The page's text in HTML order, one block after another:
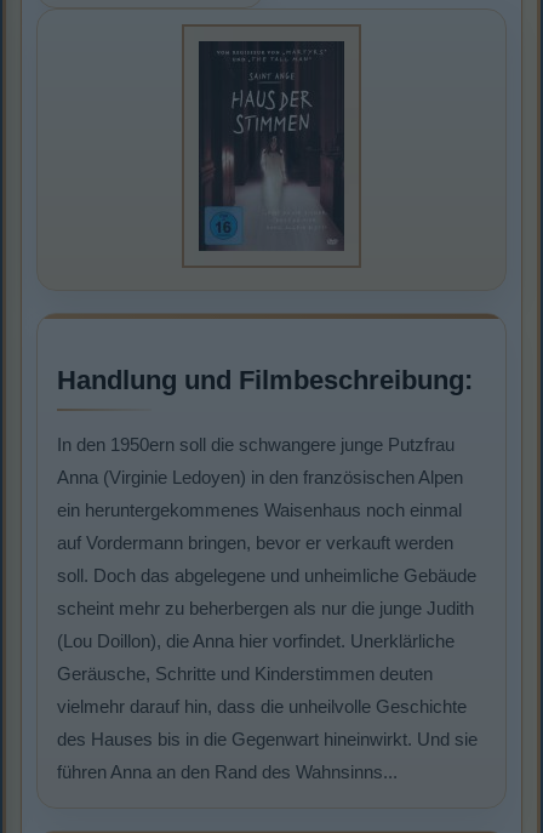
Handlung und Filmbeschreibung:
In den 1950ern soll die schwangere junge Putzfrau
Anna (Virginie Ledoyen) in den französischen Alpen
ein heruntergekommenes Waisenhaus noch einmal
auf Vordermann bringen, bevor er verkauft werden
soll. Doch das abgelegene und unheimliche Gebäude
scheint mehr zu beherbergen als nur die junge Judith
(Lou Doillon), die Anna hier vorfindet. Unerklärliche
Geräusche, Schritte und Kinderstimmen deuten
vielmehr darauf hin, dass die unheilvolle Geschichte
des Hauses bis in die Gegenwart hineinwirkt. Und sie
führen Anna an den Rand des Wahnsinns...